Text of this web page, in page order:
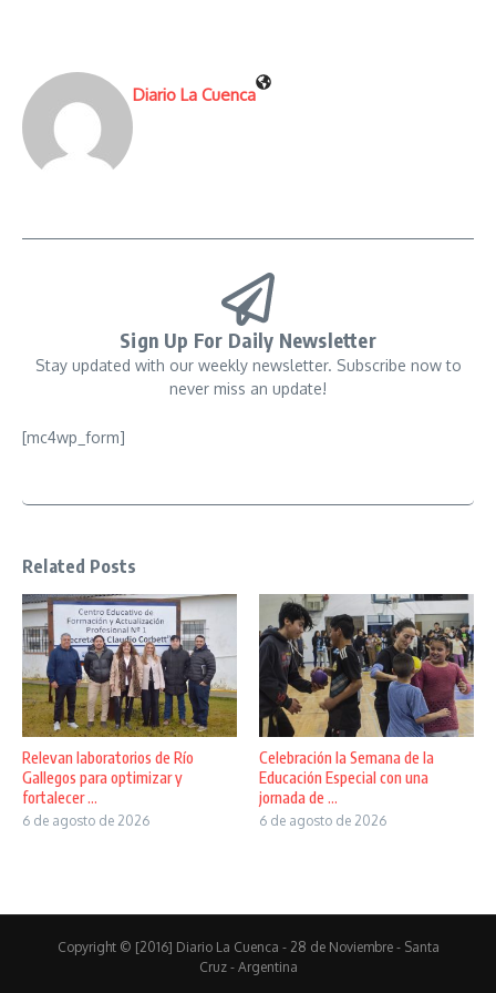
Diario La Cuenca
Sign Up For Daily Newsletter
Stay updated with our weekly newsletter. Subscribe now to
never miss an update!
[mc4wp_form]
Related Posts
Relevan laboratorios de Río
Gallegos para optimizar y
fortalecer ...
6 de agosto de 2026
Celebración la Semana de la
Educación Especial con una
jornada de ...
6 de agosto de 2026
Copyright © [2016] Diario La Cuenca - 28 de Noviembre - Santa
Cruz - Argentina